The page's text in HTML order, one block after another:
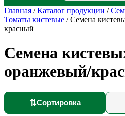
Главная /Каталог продукции /
Томаты кистевые /Семена
красный
Семена
оранжевый/
⇅Сортировка